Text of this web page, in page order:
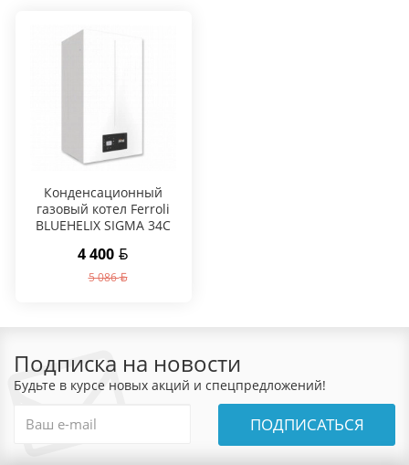
Конденсационный
газовый котел Ferroli
BLUEHELIX SIGMA 34C
4 400
5 086
Подписка на новости
Будьте в курсе новых акций и спецпредложений!
ПОДПИСАТЬСЯ